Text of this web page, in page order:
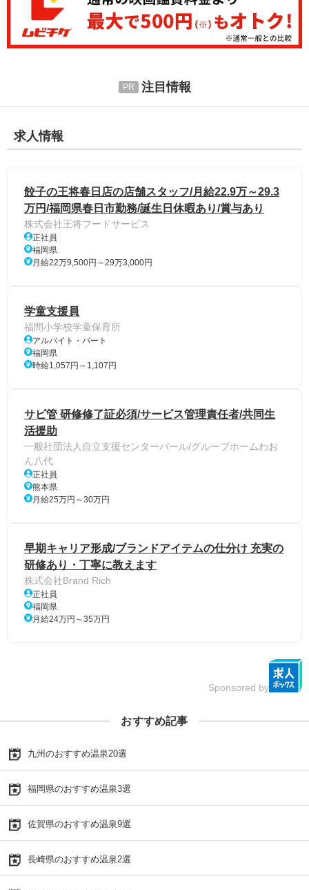
注目情報
求人情報
餃子の王将春日店の店舗スタッフ/月給22.9万～29.3
万円/福岡県春日市勤務/誕生日休暇あり/賞与あり
株式会社王将フードサービス
正社員
福岡県
月給22万9,500円～29万3,000円
学童支援員
福間小学校学童保育所
アルバイト・パート
福岡県
時給1,057円～1,107円
サビ管 研修修了証必須/サービス管理責任者/共同生
活援助
一般社団法人自立支援センターパール/グループホームわお
ん八代
正社員
熊本県
月給25万円～30万円
早期キャリア形成/ブランドアイテムの仕分け 充実の
研修あり・丁寧に教えます
株式会社Brand Rich
正社員
福岡県
月給24万円～35万円
Sponsored by
おすすめ記事
九州のおすすめ温泉20選
福岡県のおすすめ温泉3選
佐賀県のおすすめ温泉9選
長崎県のおすすめ温泉2選